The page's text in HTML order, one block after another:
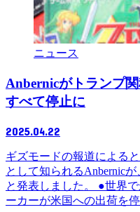
ニュース
Anbernicがトランプ
すべて停止に
2025.04.22
ギズモードの報道による
として知られるAnbernic
と発表しました。 ●世界
ーカーが米国への出荷を